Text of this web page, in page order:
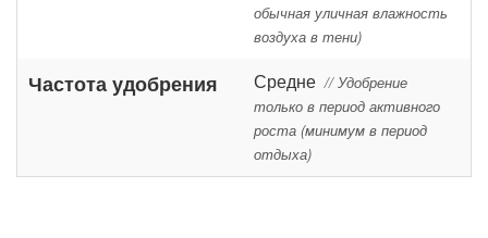
обычная уличная влажность
воздуха в тени)
Частота удобрения Средне // Удобрение
только в период активного
роста (минимум в период
отдыха)